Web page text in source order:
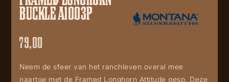
BUCKLE A1003P
79,00
Neem de sfeer van het ranchleven overal mee
naartoe met de Framed Longhorn Attitude gesp. Deze